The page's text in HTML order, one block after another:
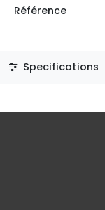
Référence
Specifications